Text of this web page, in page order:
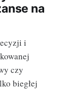
na
i
czy
biegłej